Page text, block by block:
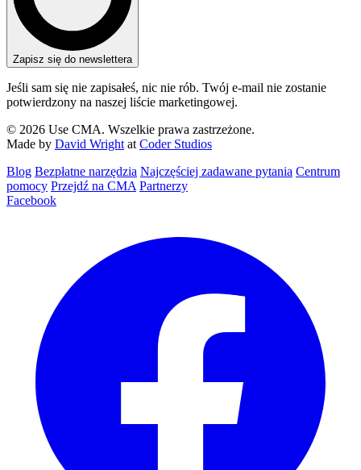
Zapisz się do newslettera
Jeśli sam się nie zapisałeś, nic nie rób. Twój e-mail nie zostanie
potwierdzony na naszej liście marketingowej.
© 2026 Use CMA. Wszelkie prawa zastrzeżone.
Made by David Wright at Coder Studios
Blog‎ Bezpłatne narzędzia Najczęściej zadawane pytania Centrum
pomocy Przejdź na CMA Partnerzy
Facebook